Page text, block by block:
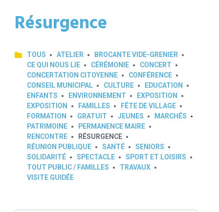
Résurgence
TOUS ATELIER
BROCANTE VIDE-GRENIER
CE QUI NOUS LIE
CÉRÉMONIE
CONCERT
CONCERTATION CITOYENNE
CONFÉRENCE
CONSEIL MUNICIPAL
CULTURE
EDUCATION
ENFANTS
ENVIRONNEMENT
EXPOSITION
EXPOSITION
FAMILLES
FÊTE DE VILLAGE
FORMATION
GRATUIT JEUNES
MARCHÉS
PATRIMOINE
PERMANENCE MAIRE
RENCONTRE
RÉSURGENCE
RÉUNION PUBLIQUE
SANTÉ
SENIORS
SOLIDARITÉ
SPECTACLE
SPORT ET LOISIRS
TOUT PUBLIC / FAMILLES
TRAVAUX
VISITE GUIDÉE